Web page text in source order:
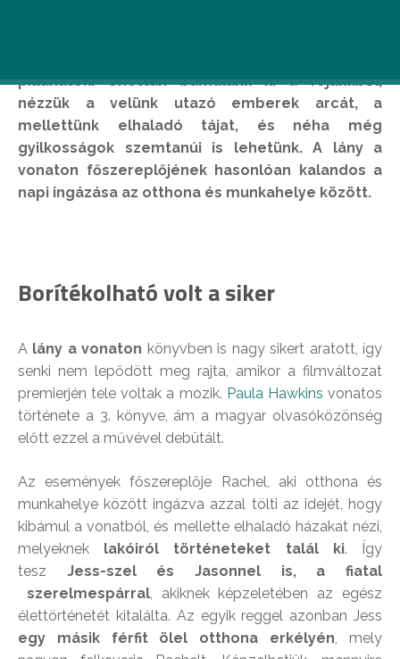
pillanatok. Unottan bámulunk ki a fejünkből,
nézzük a velünk utazó emberek arcát, a
mellettünk elhaladó tájat, és néha még
gyilkosságok szemtanúi is lehetünk. A lány a
vonaton főszereplőjének hasonlóan kalandos a
napi ingázása az otthona és munkahelye között.
Borítékolható volt a siker
A lány a vonaton könyvben is nagy sikert aratott, így
senki nem lepődött meg rajta, amikor a filmváltozat
premierjén tele voltak a mozik. Paula Hawkins vonatos
története a 3. könyve, ám a magyar olvasóközönség
előtt ezzel a művével debütált.
Az események főszereplője Rachel, aki otthona és
munkahelye között ingázva azzal tölti az idejét, hogy
kibámul a vonatból, és mellette elhaladó házakat nézi,
melyeknek lakóiról történeteket talál ki. Így
tesz Jess-szel és Jasonnel is, a fiatal
szerelmespárral, akiknek képzeletében az egész
élettörténetét kitalálta. Az egyik reggel azonban Jess
egy másik férfit ölel otthona erkélyén, mely